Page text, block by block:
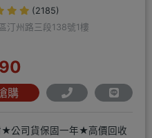
(2185)
汀州路三段138號1樓
購
★公司貨保固一年★高價回收